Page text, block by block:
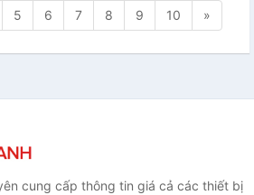
5 6 7 8 9 10 »
cung cấp thông tin giá cả các thiết bị